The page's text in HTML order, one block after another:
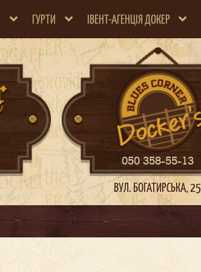
ГУРТИ ІВЕНТ-АГЕНЦІЯ ДОКЕР
050 358-55-13
ВУЛ. БОГАТИРСЬКА, 25